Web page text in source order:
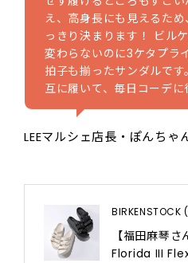
え、高身長にも見えるた
っきり決まります！ ビル
変わらないのに3ケタプラ
拍子も揃ったサンダルで
互に履いて、毎日コーデに
LEEマルシェ店長・ぽんちゃ
BIRKENSTOCK
【福田麻琴
Florida III